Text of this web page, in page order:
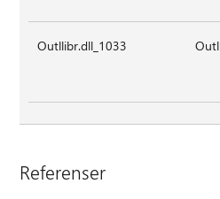
Outllibr.dll_1033
Referenser